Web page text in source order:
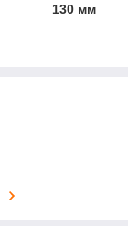
130 мм